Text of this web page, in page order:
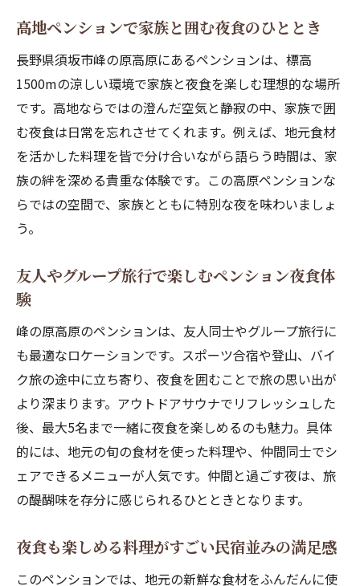
高地ペンションで家族と囲む夜食のひととき
長野県須坂市峰の原高原にあるペンションは、標高
1500mの涼しい環境で家族と夜食を楽しむ理想的な場所
です。高地ならではの澄んだ空気と静寂の中、家族で囲
む夜食は日常を忘れさせてくれます。例えば、地元食材
を活かした料理を皆で分け合いながら語らう時間は、家
族の絆を深める貴重な体験です。この高原ペンションな
らではの空間で、家族とともに特別な夜を味わいましょ
う。
友人やグループ旅行で楽しむペンション夜食体
験
峰の原高原のペンションは、友人同士やグループ旅行に
も最適なロケーションです。スポーツ合宿や登山、バイ
ク旅の途中に立ち寄り、夜食を囲むことで旅の思い出が
より深まります。アウトドアサウナでリフレッシュした
後、最大5名まで一緒に夜食を楽しめるのも魅力。具体
的には、地元の旬の食材を使った料理や、仲間同士でシ
ェアできるメニューが人気です。仲間と過ごす夜は、旅
の醍醐味を存分に感じられるひとときとなります。
夜食も楽しめる料理がすごい民宿並みの満足感
このペンションでは、地元の新鮮な食材をふんだんに使